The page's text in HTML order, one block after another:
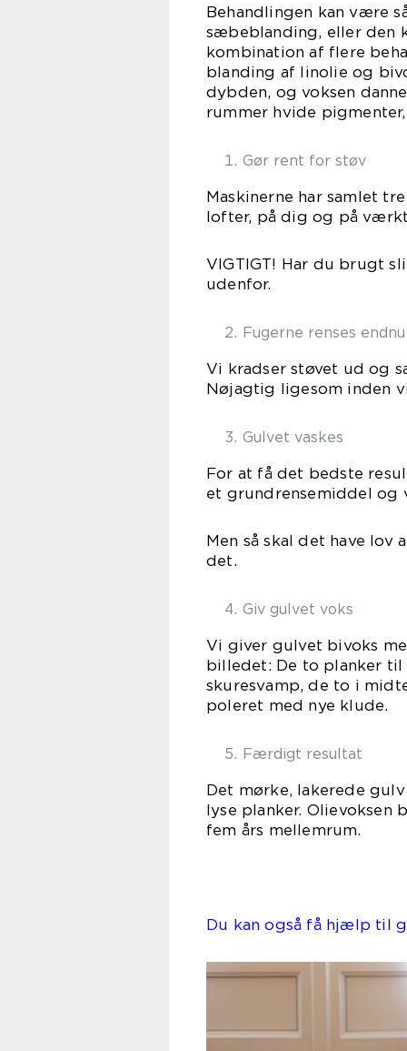
Behandlingen kan være
sæbeblanding, eller den
kombination af flere
blanding af linolie og
dybden, og voksen
rummer hvide
Gør rent for støv
Maskinerne har samlet
lofter, på dig og på
VIGTIGT! Har du brugt
udenfor.
Fugerne renses
Vi kradser støvet ud og
Nøjagtig ligesom inden
Gulvet vaskes
For at få det bedste
et grundrensemiddel og
Men så skal det have
det.
Giv gulvet voks
Vi giver gulvet bivoks
billedet: De to planker til
skuresvamp, de to i
poleret med nye klude.
Færdigt resultat
Det mørke, lakerede
lyse planker.
fem års mellemrum.
Du kan også få hjælp til